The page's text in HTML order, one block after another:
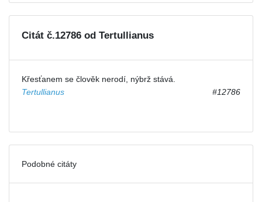
Citát č.12786 od Tertullianus
Křesťanem se člověk nerodí, nýbrž stává.
Tertullianus
#12786
Podobné citáty